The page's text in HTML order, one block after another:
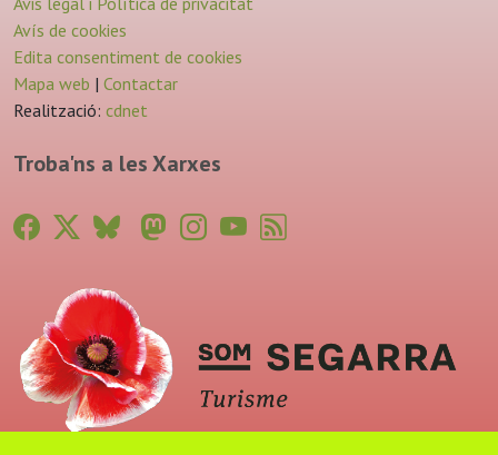
Avís de cookies
Edita consentiment de cookies
Mapa web | Contactar
Realització: cdnet
Troba'ns a les Xarxes